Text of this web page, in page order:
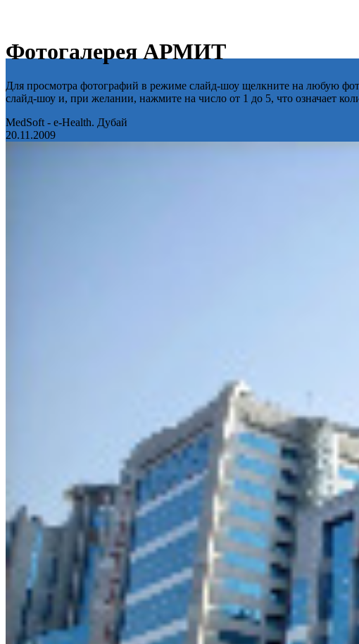
Фотогалерея АРМИТ
Для просмотра фотографий в режиме слайд-шоу щелкните на любую
слайд-шоу и, при желании, нажмите на число от 1 до 5, что означает
MedSoft - e-Health. Дубай
20.11.2009